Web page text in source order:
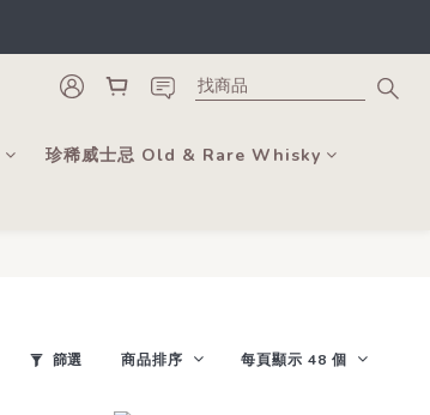
珍稀威士忌 Old & Rare Whisky
篩選 商品排序 每頁顯示 48 個